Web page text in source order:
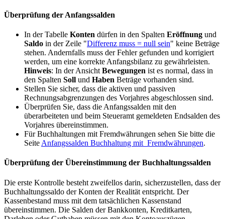
Überprüfung der Anfangssalden
In der Tabelle Konten dürfen in den Spalten Eröffnung und
Saldo in der Zeile "Differenz muss = null sein" keine Beträge
stehen. Andernfalls muss der Fehler gefunden und korrigiert
werden, um eine korrekte Anfangsbilanz zu gewährleisten.
Hinweis: In der Ansicht Bewegungen ist es normal, dass in
den Spalten Soll und Haben Beträge vorhanden sind.
Stellen Sie sicher, dass die aktiven und passiven
Rechnungsabgrenzungen des Vorjahres abgeschlossen sind.
Überprüfen Sie, dass die Anfangssalden mit den
überarbeiteten und beim Steueramt gemeldeten Endsalden des
Vorjahres übereinstimmen.
Für Buchhaltungen mit Fremdwährungen sehen Sie bitte die
Seite Anfangssalden Buchhaltung mit Fremdwährungen.
Überprüfung der Übereinstimmung der Buchhaltungssalden
Die erste Kontrolle besteht zweifellos darin, sicherzustellen, dass der
Buchhaltungssaldo der Konten der Realität entspricht. Der
Kassenbestand muss mit dem tatsächlichen Kassenstand
übereinstimmen. Die Salden der Bankkonten, Kreditkarten,